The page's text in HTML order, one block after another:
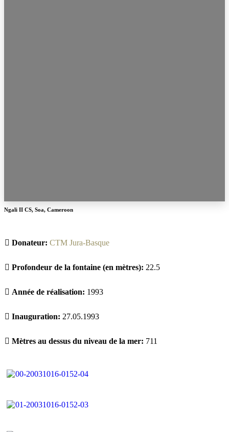
Ngali II CS,Soa,Cameroon
Donateur: CTM Jura-Basque
Profondeur de la fontaine (en mètres): 22.5
Année de réalisation: 1993
Inauguration: 27.05.1993
Mètres au dessus du niveau de la mer: 711